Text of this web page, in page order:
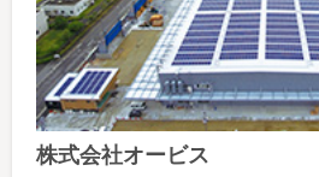
株式会社オービス